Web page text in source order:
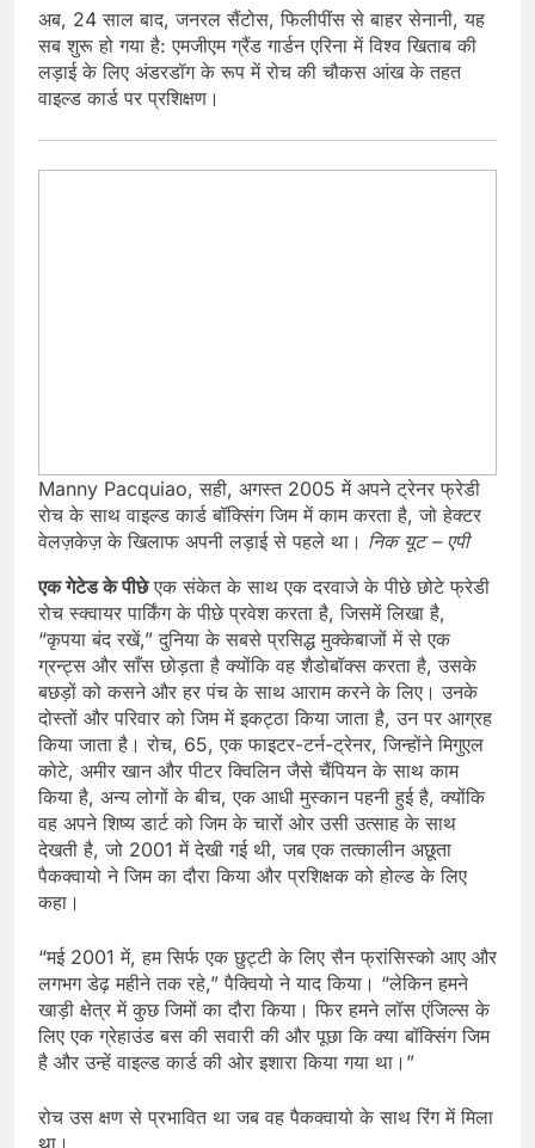
अब, 24 साल बाद, जनरल सैंटोस, फिलीपींस से बाहर सेनानी, यह
सब शुरू हो गया है: एमजीएम ग्रैंड गार्डन एरिना में विश्व खिताब की
लड़ाई के लिए अंडरडॉग के रूप में रोच की चौकस आंख के तहत
वाइल्ड कार्ड पर प्रशिक्षण।
Manny Pacquiao, सही, अगस्त 2005 में अपने ट्रेनर फ्रेडी
रोच के साथ वाइल्ड कार्ड बॉक्सिंग जिम में काम करता है, जो हेक्टर
वेलज़केज़ के खिलाफ अपनी लड़ाई से पहले था। निक यूट – एपी
एक गेटेड के पीछेएक संकेत के साथ एक दरवाजे के पीछे छोटे फ्रेडी
रोच स्क्वायर पार्किंग के पीछे प्रवेश करता है, जिसमें लिखा है,
“कृपया बंद रखें,” दुनिया के सबसे प्रसिद्ध मुक्केबाजों में से एक
ग्रन्ट्स और साँस छोड़ता है क्योंकि वह शैडोबॉक्स करता है, उसके
बछड़ों को कसने और हर पंच के साथ आराम करने के लिए। उनके
दोस्तों और परिवार को जिम में इकट्ठा किया जाता है, उन पर आग्रह
किया जाता है। रोच, 65, एक फाइटर-टर्न-ट्रेनर, जिन्होंने मिगुएल
कोटे, अमीर खान और पीटर क्विलिन जैसे चैंपियन के साथ काम
किया है, अन्य लोगों के बीच, एक आधी मुस्कान पहनी हुई है, क्योंकि
वह अपने शिष्य डार्ट को जिम के चारों ओर उसी उत्साह के साथ
देखती है, जो 2001 में देखी गई थी, जब एक तत्कालीन अछूता
पैकक्वायो ने जिम का दौरा किया और प्रशिक्षक को होल्ड के लिए
कहा।
“मई 2001 में, हम सिर्फ एक छुट्टी के लिए सैन फ्रांसिस्को आए और
लगभग डेढ़ महीने तक रहे,” पैक्वियो ने याद किया। “लेकिन हमने
खाड़ी क्षेत्र में कुछ जिमों का दौरा किया। फिर हमने लॉस एंजिल्स के
लिए एक ग्रेहाउंड बस की सवारी की और पूछा कि क्या बॉक्सिंग जिम
है और उन्हें वाइल्ड कार्ड की ओर इशारा किया गया था।”
रोच उस क्षण से प्रभावित था जब वह पैकक्वायो के साथ रिंग में मिला